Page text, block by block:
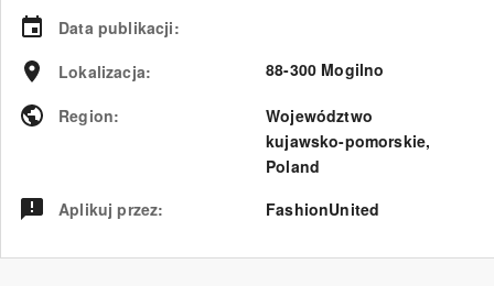
Data publikacji:
Lokalizacja: 88-300 Mogilno
Region:
Województwo
kujawsko-pomorskie,
Poland
Aplikuj przez: FashionUnited